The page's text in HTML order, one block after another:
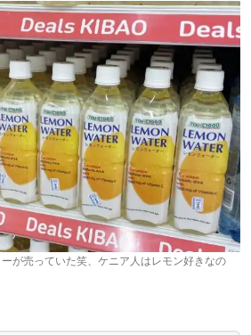
が売っていた笑、ケニア人はレモン好きなの